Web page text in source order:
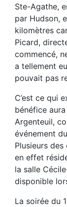
Ste-Agathe,
par Hudson,
kilomètres
Picard,
commencé,
a tellement
pouvait pas
C’est ce qui
bénéfice
Argenteuil,
événement
Plusieurs
en effet
la salle
disponible
La soirée du